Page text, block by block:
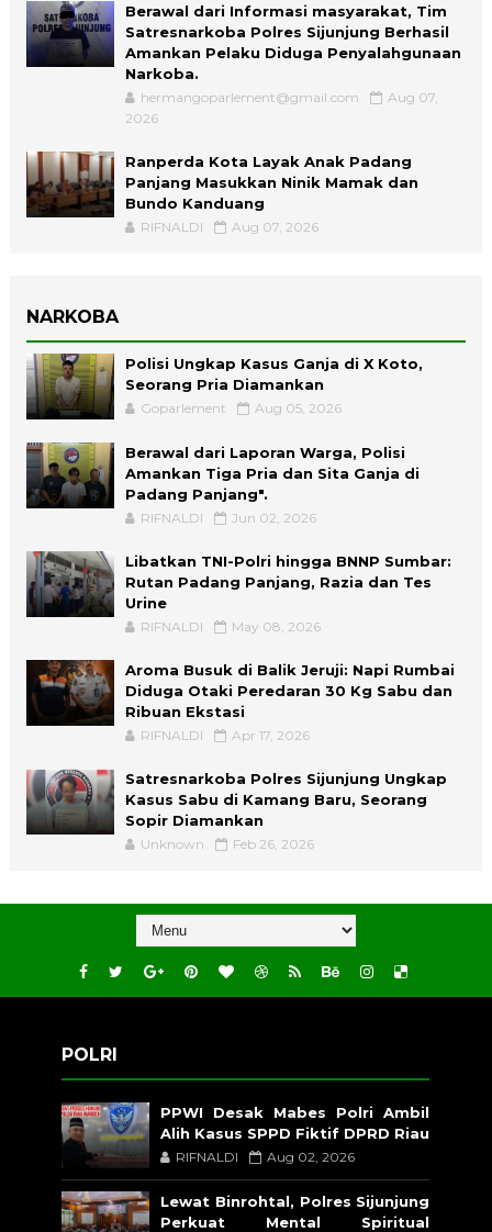
Berawal dari Informasi masyarakat, Tim
Satresnarkoba Polres Sijunjung Berhasil
Amankan Pelaku Diduga Penyalahgunaan
Narkoba.
hermangoparlement@gmail.com
Aug 07,
2026
Ranperda Kota Layak Anak Padang
Panjang Masukkan Ninik Mamak dan
Bundo Kanduang
RIFNALDI Aug 07, 2026
NARKOBA
Polisi Ungkap Kasus Ganja di X Koto,
Seorang Pria Diamankan
Goparlement Aug 05, 2026
Berawal dari Laporan Warga, Polisi
Amankan Tiga Pria dan Sita Ganja di
Padang Panjang".
RIFNALDI Jun 02, 2026
Libatkan TNI-Polri hingga BNNP Sumbar:
Rutan Padang Panjang, Razia dan Tes
Urine
RIFNALDI May 08, 2026
Aroma Busuk di Balik Jeruji: Napi Rumbai
Diduga Otaki Peredaran 30 Kg Sabu dan
Ribuan Ekstasi
RIFNALDI Apr 17, 2026
Satresnarkoba Polres Sijunjung Ungkap
Kasus Sabu di Kamang Baru, Seorang
Sopir Diamankan
Unknown Feb 26, 2026
POLRI
PPWI Desak Mabes Polri Ambil
Alih Kasus SPPD Fiktif DPRD Riau
RIFNALDI Aug 02, 2026
Lewat Binrohtal, Polres Sijunjung
Perkuat Mental Spiritual